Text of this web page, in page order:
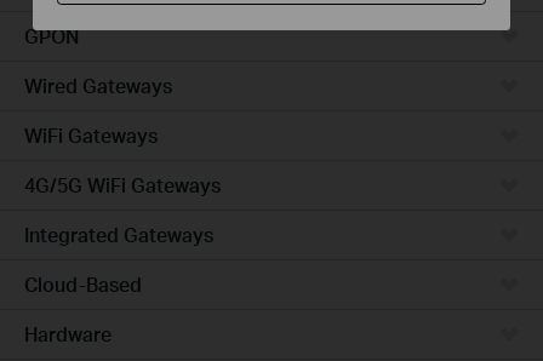
GPON
Wired Gateways
WiFi Gateways
4G/5G WiFi Gateways
Integrated Gateways
Cloud-Based
Hardware